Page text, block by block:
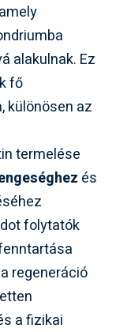
alakulnak. Ez
fő
különösen az
termelése
és
folytatók
regeneráció
a fizikai